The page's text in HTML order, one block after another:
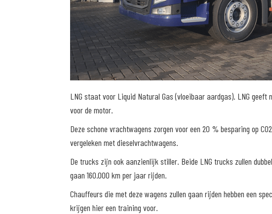
LNG staat voor Liquid Natural Gas (vloeibaar aardgas). LNG
voor de motor.
Deze schone vrachtwagens zorgen voor een 20 % besparing op
vergeleken met dieselvrachtwagens.
De trucks zijn ook aanzienlijk stiller. Beide LNG trucks zullen
gaan 160.000 km per jaar rijden.
Chauffeurs die met deze wagens zullen gaan rijden hebben een
krijgen hier een training voor.